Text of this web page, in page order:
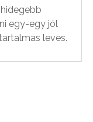
egy-egy jól
leves.